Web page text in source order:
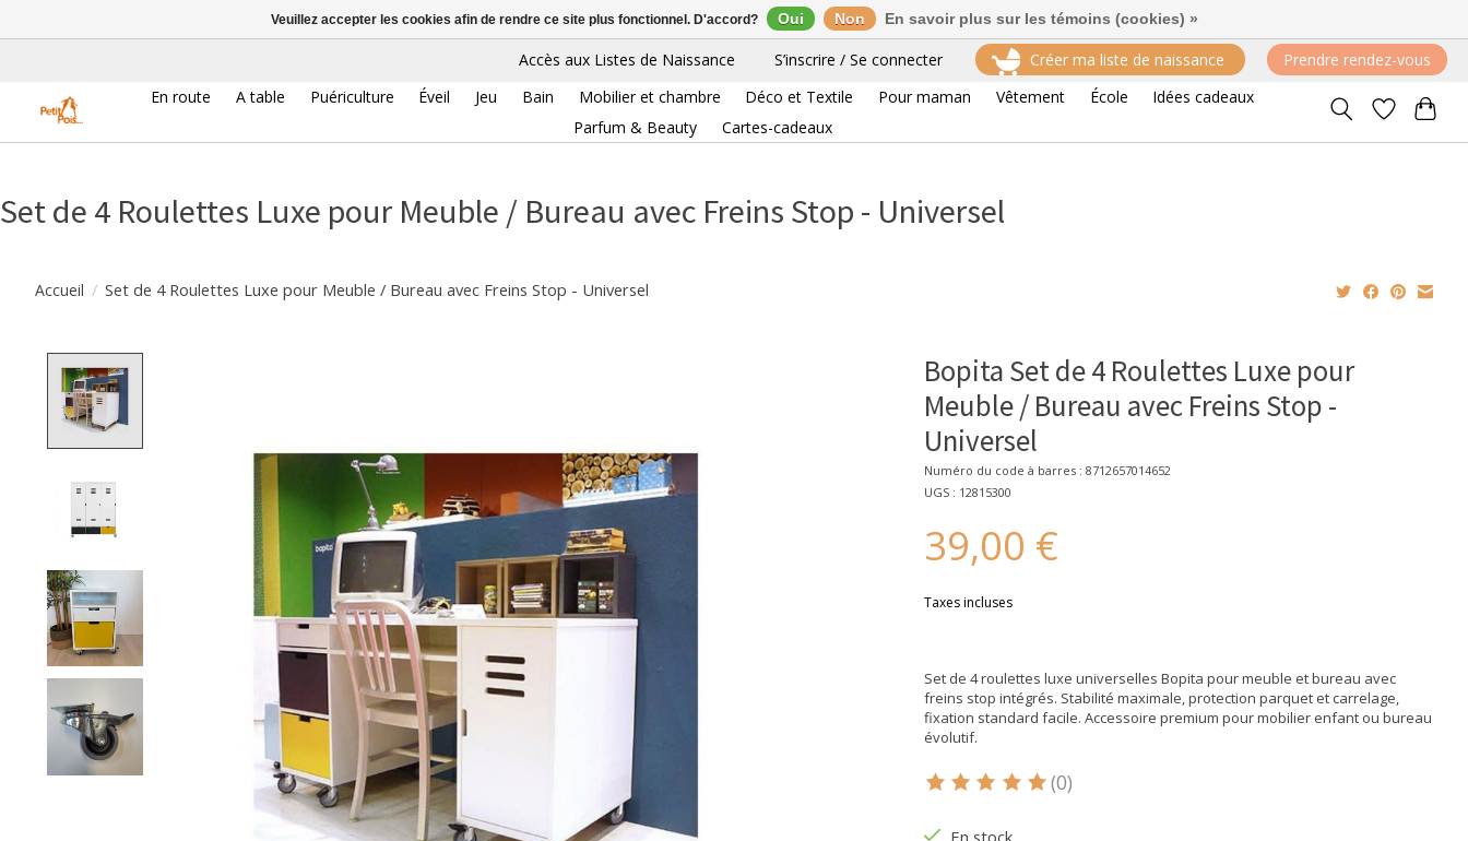
Accès aux Listes de Naissance S’inscrire / Se connecter Créer ma liste de naissance
Prendre rendez-vous
En route
A table Puériculture Éveil Jeu Bain Mobilier et chambre Déco et Textile Pour maman Vêtement École
Idées cadeaux
Parfum & Beauty
Cartes-cadeaux
Set de 4 Roulettes Luxe pour Meuble / Bureau avec Freins Stop - Universel
Accueil / Set de 4 Roulettes Luxe pour Meuble / Bureau avec Freins Stop - Universel
Bopita Set de 4 Roulettes Luxe pour
Meuble / Bureau avec Freins Stop -
Universel
Numéro du code à barres : 8712657014652
UGS : 12815300
39,00 €
Taxes incluses
Set de 4 roulettes luxe universelles Bopita pour meuble et bureau avec
freins stop intégrés. Stabilité maximale, protection parquet et carrelage,
fixation standard facile. Accessoire premium pour mobilier enfant ou bureau
évolutif.
Ce produit est évalué à
(0)
En stock
Veuillez accepter les cookies afin de rendre ce site plus fonctionnel. D'accord? Oui Non En savoir plus sur les témoins (cookies) »